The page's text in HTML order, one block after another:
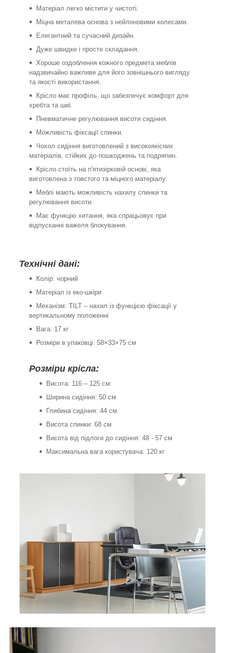
Матеріал легко містити у чистоті.
Міцна металева основа з нейлоновими колесами.
Елегантний та сучасний дизайн.
Дуже швидке і просте складання.
Хороше оздоблення кожного предмета меблів
надзвичайно важливе для його зовнішнього вигляду
та якості використання.
Крісло має профіль, що забезпечує комфорт для
хребта та шиї.
Пневматичне регулювання висоти сидіння.
Можливість фіксації спинки.
Чохол сидіння виготовлений з високоякісних
матеріалів, стійких до пошкоджень та подряпин.
Крісло стоїть на п'ятизірковій основі, яка
виготовлена з товстого та міцного матеріалу.
Меблі мають можливість нахилу спинки та
регулювання висоти.
Має функцію хитання, яка спрацьовує при
відпусканні важеля блокування.
Технічні дані:
Колір: чорний
Матеріал із еко-шкіри
Механізм: TILT – нахил із функцією фіксації у
вертикальному положенні
Вага: 17 кг
Розміри в упаковці: 58×33×75 см
Розміри крісла:
Висота: 116 – 125 см
Ширина сидіння: 50 см
Глибина сидіння: 44 см
Висота спинки: 68 см
Висота від підлоги до сидіння: 48 - 57 см
Максимальна вага користувача: 120 кг